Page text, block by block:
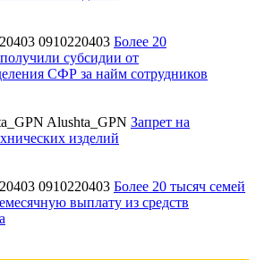
0910220403 Более 20
субсидии от
СФР за найм сотрудников
Alushta_GPN Запрет на
изделий
0910220403 Более 20 тысяч семей
выплату из средств